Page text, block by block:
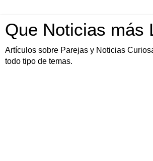
Que Noticias más
Artículos sobre Parejas y Noticias
todo tipo de temas.